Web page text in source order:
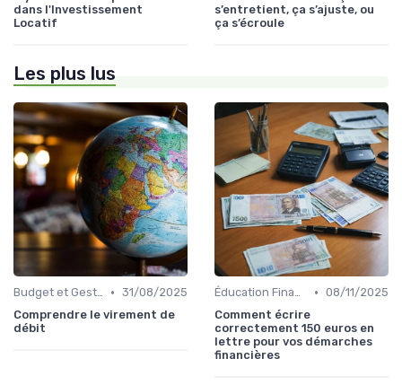
dans l'Investissement
Locatif
s’entretient, ça s’ajuste, ou
ça s’écroule
Les plus lus
Budget et Gestion des Finances Personnelles • 31/08/2025
Comprendre le virement de
débit
Éducation Financière • 08/11/2025
Comment écrire
correctement 150 euros en
lettre pour vos démarches
financières